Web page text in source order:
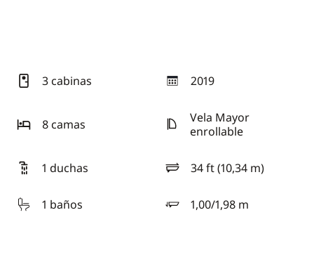
3 cabinas 2019
año
8 camas
Vela Mayor
enrollable
1 duchas 34 ft (10,34 m)
eslora
1 baños
1,00/1,98 m
calado